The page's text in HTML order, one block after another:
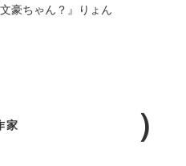
豪ちゃん？』りょん
家